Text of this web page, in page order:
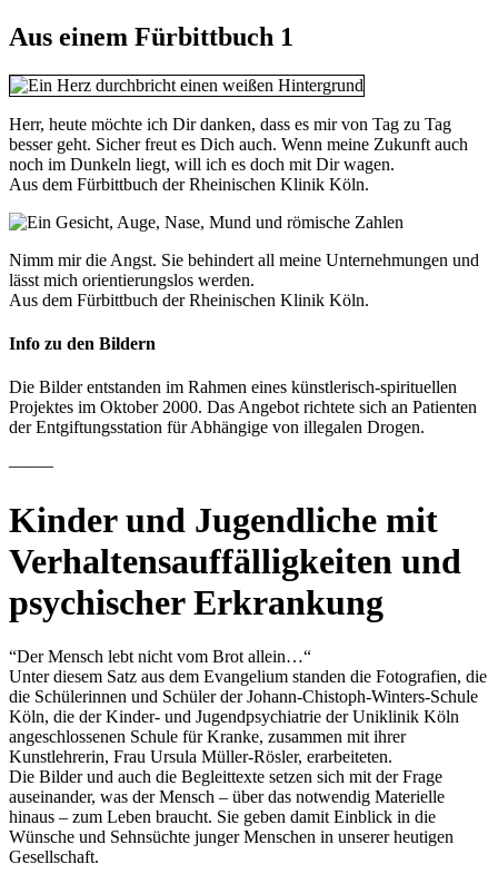
Aus einem Fürbittbuch 1
Herr, heute möchte ich Dir danken, dass es mir von Tag zu Tag
besser geht. Sicher freut es Dich auch. Wenn meine Zukunft auch
noch im Dunkeln liegt, will ich es doch mit Dir wagen.
Aus dem Fürbittbuch der Rheinischen Klinik Köln.
Nimm mir die Angst. Sie behindert all meine Unternehmungen und
lässt mich orientierungslos werden.
Aus dem Fürbittbuch der Rheinischen Klinik Köln.
Info zu den Bildern
Die Bilder entstanden im Rahmen eines künstlerisch-spirituellen
Projektes im Oktober 2000. Das Angebot richtete sich an Patienten
der Entgiftungsstation für Abhängige von illegalen Drogen.
——–
Kinder und Jugendliche mit
Verhaltensauffälligkeiten und
psychischer Erkrankung
“Der Mensch lebt nicht vom Brot allein…“
Unter diesem Satz aus dem Evangelium standen die Fotografien, die
die Schülerinnen und Schüler der Johann-Chistoph-Winters-Schule
Köln, die der Kinder- und Jugendpsychiatrie der Uniklinik Köln
angeschlossenen Schule für Kranke, zusammen mit ihrer
Kunstlehrerin, Frau Ursula Müller-Rösler, erarbeiteten.
Die Bilder und auch die Begleittexte setzen sich mit der Frage
auseinander, was der Mensch – über das notwendig Materielle
hinaus – zum Leben braucht. Sie geben damit Einblick in die
Wünsche und Sehnsüchte junger Menschen in unserer heutigen
Gesellschaft.